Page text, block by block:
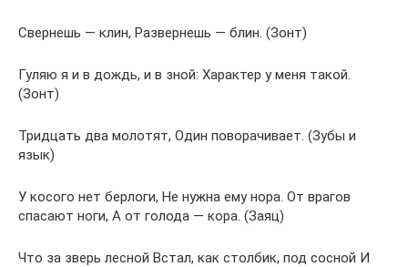
Свернешь — клин, Развернешь — блин. (Зонт)
Гуляю я и в дождь, и в зной: Характер у меня такой.
(Зонт)
Тридцать два молотят, Один поворачивает. (Зубы и
язык)
У косого нет берлоги, Не нужна ему нора. От врагов
спасают ноги, А от голода — кора. (Заяц)
Что за зверь лесной Встал, как столбик, под сосной И